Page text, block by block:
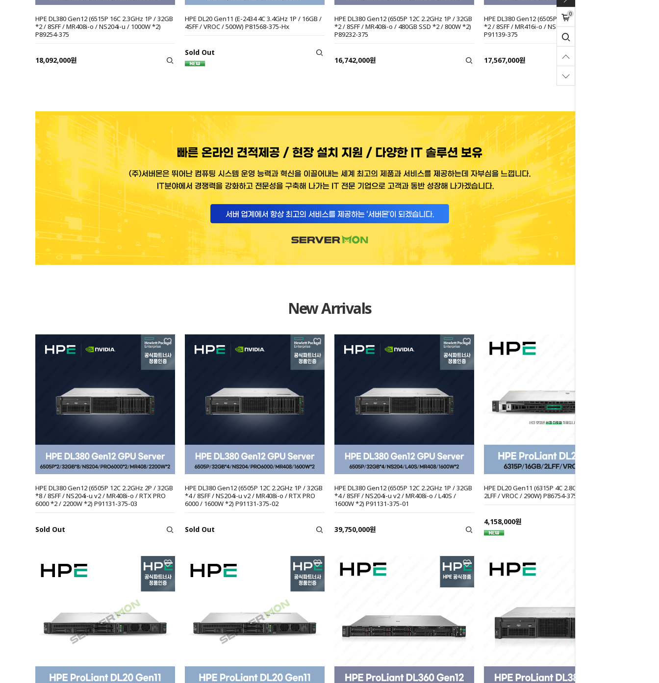
0
HPE DL380 Gen12 (6515P 16C 2.3GHz 1P / 32GB
*2 / 8SFF / MR408i-o / NS204i-u / 1000W *2)
P89254-375
18,092,000원
HPE DL20 Gen11 (E-2434 4C 3.4GHz 1P / 16GB /
4SFF / VROC / 500W) P81568-375-Hx
Sold Out
HPE DL380 Gen12 (6505P 12C 2.2GHz 1P / 32GB
*2 / 8SFF / MR408i-o / 480GB SSD *2 / 800W *2)
P89232-375
16,742,000원
HPE DL380 Gen12 (6505P 12C 2.2GHz 1P / 32GB
*2 / 8SFF / MR416i-o / NS204i-u / 1000W *2)
P91139-375
17,567,000원
New Arrivals
HPE DL380 Gen12 (6505P 12C 2.2GHz 2P / 32GB
*8 / 8SFF / NS204i-u v2 / MR408i-o / RTX PRO
6000 *2 / 2200W *2) P91131-375-03
Sold Out
HPE DL380 Gen12 (6505P 12C 2.2GHz 1P / 32GB
*4 / 8SFF / NS204i-u v2 / MR408i-o / RTX PRO
6000 / 1600W *2) P91131-375-02
Sold Out
HPE DL380 Gen12 (6505P 12C 2.2GHz 1P / 32GB
*4 / 8SFF / NS204i-u v2 / MR408i-o / L40S /
1600W *2) P91131-375-01
39,750,000원
HPE DL20 Gen11 (6315P 4C 2.8GHz 1P / 16GB /
2LFF / VROC / 290W) P86754-375-Hx
4,158,000원